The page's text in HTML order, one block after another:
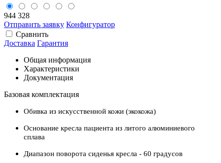
944 328
Отправить заявку Конфигуратор
Сравнить
Доставка Гарантия
Общая информация
Характеристики
Документация
Базовая комплектация
Обивка из искусственной кожи (экокожа)
Основание кресла пациента из литого алюминиевого
сплава
Диапазон поворота сиденья кресла - 60 градусов